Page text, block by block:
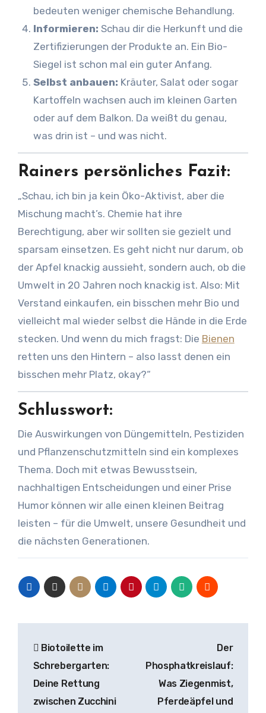
bedeuten weniger chemische Behandlung.
Informieren: Schau dir die Herkunft und die
Zertifizierungen der Produkte an. Ein Bio-
Siegel ist schon mal ein guter Anfang.
Selbst anbauen: Kräuter, Salat oder sogar
Kartoffeln wachsen auch im kleinen Garten
oder auf dem Balkon. Da weißt du genau,
was drin ist – und was nicht.
Rainers persönliches Fazit:
„Schau, ich bin ja kein Öko-Aktivist, aber die
Mischung macht’s. Chemie hat ihre
Berechtigung, aber wir sollten sie gezielt und
sparsam einsetzen. Es geht nicht nur darum, ob
der Apfel knackig aussieht, sondern auch, ob die
Umwelt in 20 Jahren noch knackig ist. Also: Mit
Verstand einkaufen, ein bisschen mehr Bio und
vielleicht mal wieder selbst die Hände in die Erde
stecken. Und wenn du mich fragst: Die Bienen
retten uns den Hintern – also lasst denen ein
bisschen mehr Platz, okay?“
Schlusswort:
Die Auswirkungen von Düngemitteln, Pestiziden
und Pflanzenschutzmitteln sind ein komplexes
Thema. Doch mit etwas Bewusstsein,
nachhaltigen Entscheidungen und einer Prise
Humor können wir alle einen kleinen Beitrag
leisten – für die Umwelt, unsere Gesundheit und
die nächsten Generationen.
Biotoilette im
Schrebergarten:
Deine Rettung
zwischen Zucchini
Der
Phosphatkreislauf:
Was Ziegenmist,
Pferdeäpfel und